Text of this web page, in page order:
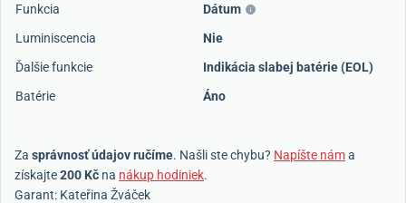
Funkcia
Dátum
Luminiscencia
Nie
Ďalšie funkcie
Indikácia slabej batérie (EOL)
Batérie
Áno
Za správnosť údajov ručíme. Našli ste chybu? Napíšte náma
získajte200 Kč na nákup hodiniek.
Garant: Kateřina Žváček